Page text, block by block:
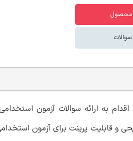
محصول
سوالات
اقدام به ارائه سوالات آزمون
و قابلیت پرینت برای آزمون